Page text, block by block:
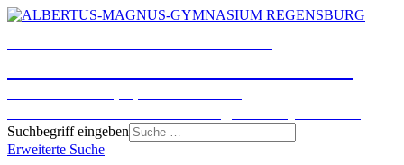
Suchbegriff eingeben
Erweiterte Suche